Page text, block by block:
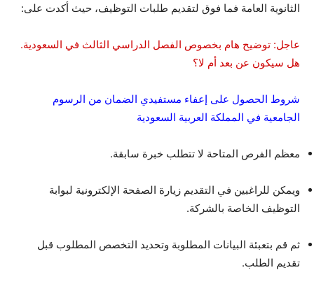
الثانوية العامة فما فوق لتقديم طلبات التوظيف، حيث أكدت على:
عاجل: توضيح هام بخصوص الفصل الدراسي الثالث في السعودية.
هل سيكون عن بعد أم لا؟
شروط الحصول على إعفاء مستفيدي الضمان من الرسوم
الجامعية في المملكة العربية السعودية
معظم الفرص المتاحة لا تتطلب خبرة سابقة.
ويمكن للراغبين في التقديم زيارة الصفحة الإلكترونية لبوابة
التوظيف الخاصة بالشركة.
ثم قم بتعبئة البيانات المطلوبة وتحديد التخصص المطلوب قبل
تقديم الطلب.